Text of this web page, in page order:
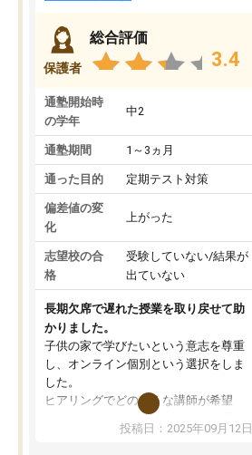
保護者
総合評価
3.4
通塾開始時
の学年
中2
通塾期間 1～3ヵ月
通った目的 定期テスト対策
偏差値の変
化
上がった
志望校の合
格
受験していない/結果が
出ていない
長期欠席で遅れた授業を取り戻せて助
かりました。
子供の家で学びたいという意志を尊重
し、オンライン個別という選択をしま
した。
ヒアリングでどのような講師が希望
か、オプションは付帯するかなど選ぶ
事が出来ました。
投稿日：2025年09月12日